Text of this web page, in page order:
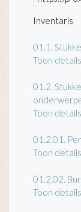
Inventaris
01.1.
Toon
01.2.
Toon
01.2.01.
Toon
01.2.02.
Toon